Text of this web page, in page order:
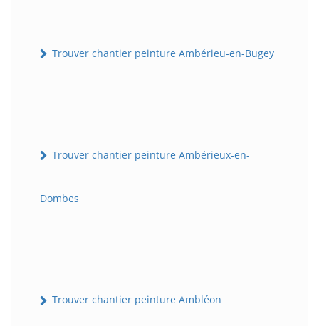
Trouver chantier peinture Ambérieu-en-Bugey
Trouver chantier peinture Ambérieux-en-
Dombes
Trouver chantier peinture Ambléon